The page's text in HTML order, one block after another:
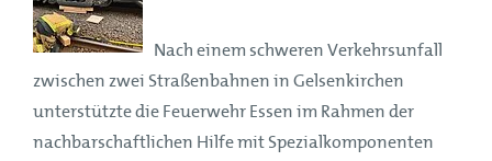
Nach einem schweren Verkehrsunfall
zwischen zwei Straßenbahnen in Gelsenkirchen
unterstützte die Feuerwehr Essen im Rahmen der
nachbarschaftlichen Hilfe mit Spezialkomponenten